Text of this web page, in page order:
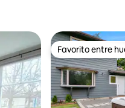
Favorito entre
Favorito entre